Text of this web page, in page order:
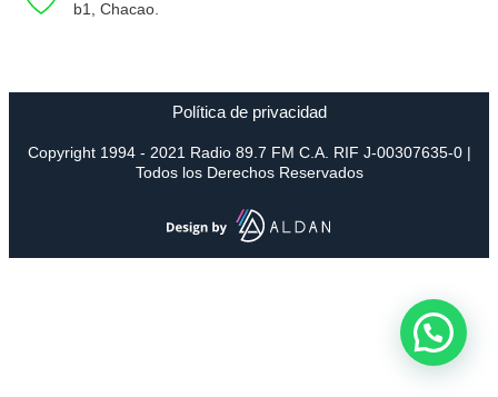
b1, Chacao.
Política de privacidad
Copyright 1994 - 2021 Radio 89.7 FM C.A. RIF J-00307635-0 |
Todos los Derechos Reservados